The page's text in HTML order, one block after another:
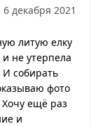
6 декабря 2021
литую елку
не утерпела
И собирать
фото
Хочу ещё раз
и